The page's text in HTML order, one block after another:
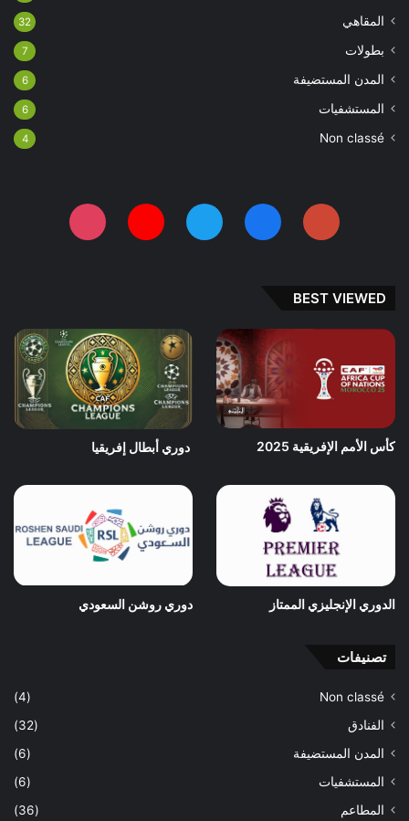
المقاهي 32
بطولات 7
المدن المستضيفة 6
المستشفيات 6
Non classé
4
BEST VIEWED
كأس الأمم الإفريقية 2025 دوري أبطال إفريقيا
الدوري الإنجليزي الممتاز دوري روشن السعودي
تصنيفات
Non classé
(4)
الفنادق
(32)
المدن المستضيفة
(6)
المستشفيات
(6)
المطاعم
(36)